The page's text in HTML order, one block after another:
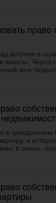
право
вступил в
взносы. Через
мне
гражданском
в
в семье,